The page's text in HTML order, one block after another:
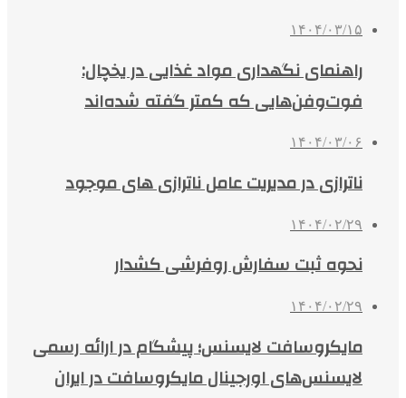
۱۴۰۴/۰۳/۱۵
راهنمای نگهداری مواد غذایی در یخچال:
فوت‌وفن‌هایی که کمتر گفته شده‌اند
۱۴۰۴/۰۳/۰۶
ناترازی در مدیریت عامل ناترازی های موجود
۱۴۰۴/۰۲/۲۹
نحوه ثبت سفارش روفرشی کشدار
۱۴۰۴/۰۲/۲۹
مایکروسافت لایسنس؛ پیشگام در ارائه رسمی
لایسنس‌های اورجینال مایکروسافت در ایران